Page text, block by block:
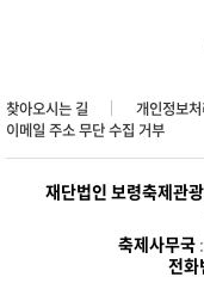
찾아오시는 길 개인정보
이메일 주소 무단 수집 거부
재단법인 보령축제관
축제사무국
전화